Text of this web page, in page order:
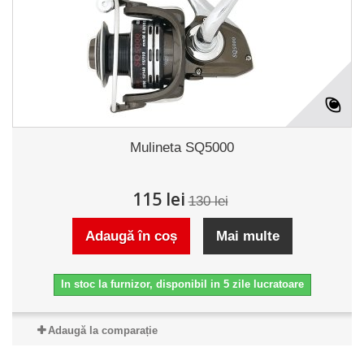
Mulineta SQ5000
115 lei 130 lei
Adaugă în coș Mai multe
In stoc la furnizor, disponibil in 5 zile lucratoare
Adaugă la comparație